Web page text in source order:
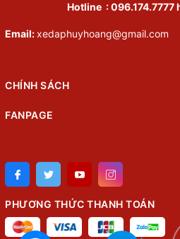
Hotline : 096.174.7777
Email:xedaphuyhoang@gmail.com
CHÍNH SÁCH
FANPAGE
PHƯƠNG THỨC THANH TOÁN